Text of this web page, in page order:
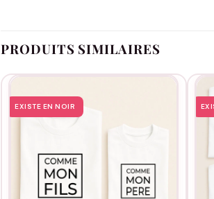
PRODUITS SIMILAIRES
EXISTE EN NOIR